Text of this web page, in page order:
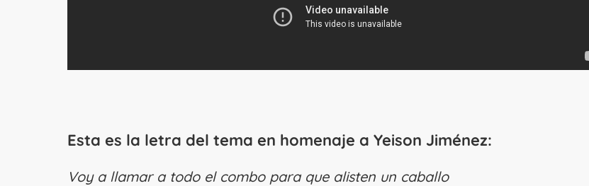
Esta es la letra del tema en homenaje a Yeison Jiménez:
Voy a llamar a todo el combo para que alisten un caballo